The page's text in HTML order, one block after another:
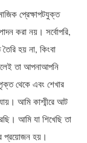
প্রেক্ষাপটযুক্ত
করা নয়। সর্বোপরি,
হয় না, কিংবা
তা আপনাআপনি
থেকে এবং শেখার
আমি কাশ্মীরে আট
আমি যা শিখেছি তা
প্রয়োজন হয়।